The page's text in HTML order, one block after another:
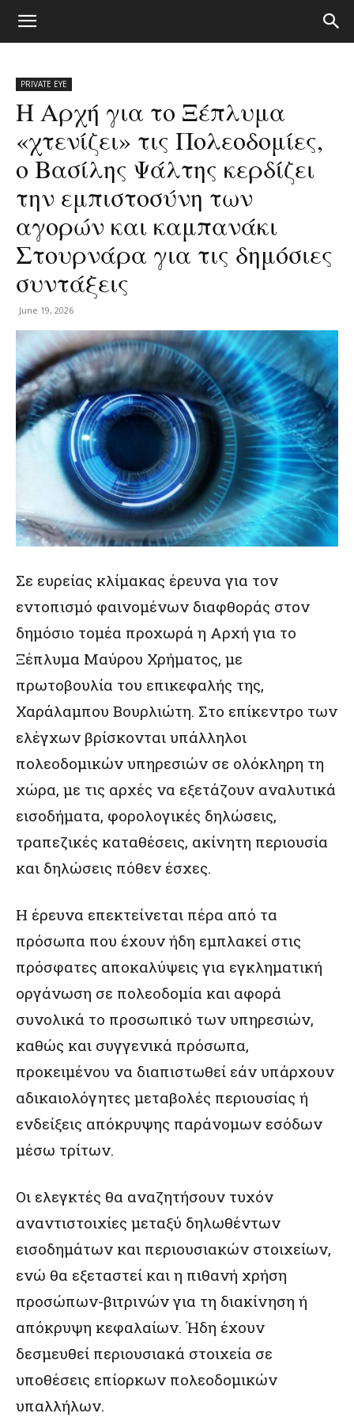
PRIVATE EYE
Η Αρχή για το Ξέπλυμα
«χτενίζει» τις Πολεοδομίες,
ο Βασίλης Ψάλτης κερδίζει
την εμπιστοσύνη των
αγορών και καμπανάκι
Στουρνάρα για τις δημόσιες
συντάξεις
June 19, 2026
Σε ευρείας κλίμακας έρευνα για τον
εντοπισμό φαινομένων διαφθοράς στον
δημόσιο τομέα προχωρά η Αρχή για το
Ξέπλυμα Μαύρου Χρήματος, με
πρωτοβουλία του επικεφαλής της,
Χαράλαμπου Βουρλιώτη. Στο επίκεντρο των
ελέγχων βρίσκονται υπάλληλοι
πολεοδομικών υπηρεσιών σε ολόκληρη τη
χώρα, με τις αρχές να εξετάζουν αναλυτικά
εισοδήματα, φορολογικές δηλώσεις,
τραπεζικές καταθέσεις, ακίνητη περιουσία
και δηλώσεις πόθεν έσχες.
Η έρευνα επεκτείνεται πέρα από τα
πρόσωπα που έχουν ήδη εμπλακεί στις
πρόσφατες αποκαλύψεις για εγκληματική
οργάνωση σε πολεοδομία και αφορά
συνολικά το προσωπικό των υπηρεσιών,
καθώς και συγγενικά πρόσωπα,
προκειμένου να διαπιστωθεί εάν υπάρχουν
αδικαιολόγητες μεταβολές περιουσίας ή
ενδείξεις απόκρυψης παράνομων εσόδων
μέσω τρίτων.
Οι ελεγκτές θα αναζητήσουν τυχόν
αναντιστοιχίες μεταξύ δηλωθέντων
εισοδημάτων και περιουσιακών στοιχείων,
ενώ θα εξεταστεί και η πιθανή χρήση
προσώπων-βιτρινών για τη διακίνηση ή
απόκρυψη κεφαλαίων. Ήδη έχουν
δεσμευθεί περιουσιακά στοιχεία σε
υποθέσεις επίορκων πολεοδομικών
υπαλλήλων.